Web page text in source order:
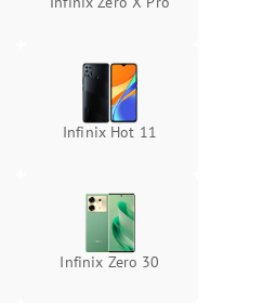
Infinix Hot 11
Infinix Zero 30